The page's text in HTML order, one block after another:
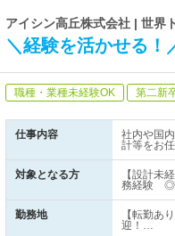
アイシン高丘株式会社 | 世界
＼経験を活かせる
職種・業種未経験OK 第二新
仕事内容
社内や国
計等をお任
対象となる方
【設計未
務経験 ◎
勤務地
【転勤あ
迎！…